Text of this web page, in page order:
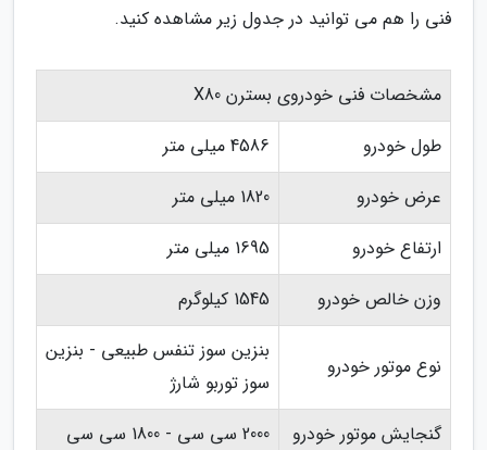
فنی را هم می توانید در جدول زیر مشاهده کنید.
مشخصات فنی خودروی بسترن X80
طول خودرو
4586 میلی متر
عرض خودرو
1820 میلی متر
ارتفاع خودرو
1695 میلی متر
وزن خالص خودرو
1545 کیلوگرم
نوع موتور خودرو
بنزین سوز تنفس طبیعی - بنزین
سوز توربو شارژ
گنجایش موتور خودرو
2000 سی سی - 1800 سی سی